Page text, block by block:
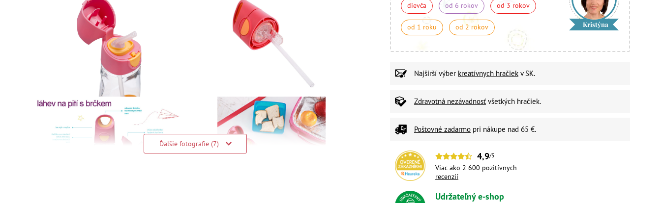
Ďalšie fotografie (7)
dievča od 6 rokov od 3 rokov
od 1 roku od 2 rokov Kristýna
Najširší výber kreatívnych hračiek v SK.
Zdravotná nezávadnosť všetkých hračiek.
Poštovné zadarmo pri nákupe nad 65 €.
4,9/5
Viac ako 2 600 pozitívnych
recenzií
Udržateľný e-shop